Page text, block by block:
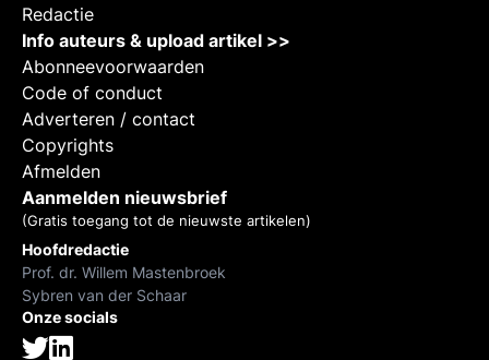
Redactie
Info auteurs & upload artikel >>
Abonneevoorwaarden
Code of conduct
Adverteren / contact
Copyrights
Afmelden
Aanmelden nieuwsbrief
(Gratis toegang tot de nieuwste artikelen)
Hoofdredactie
Prof. dr. Willem Mastenbroek
Sybren van der Schaar
Onze socials